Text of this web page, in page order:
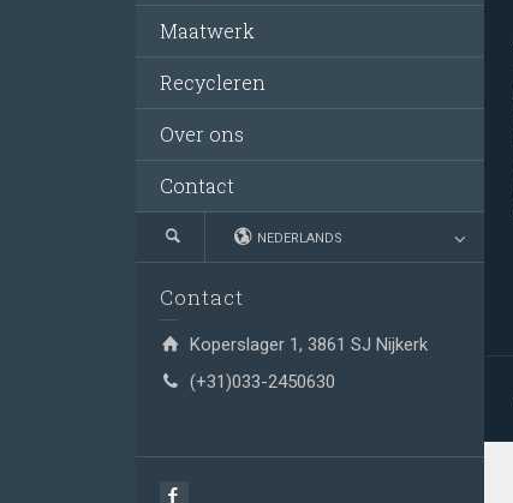
Maatwerk
Recycleren
Over ons
Contact
NEDERLANDS
Contact
Koperslager 1, 3861 SJ Nijkerk
(+31)033-2450630